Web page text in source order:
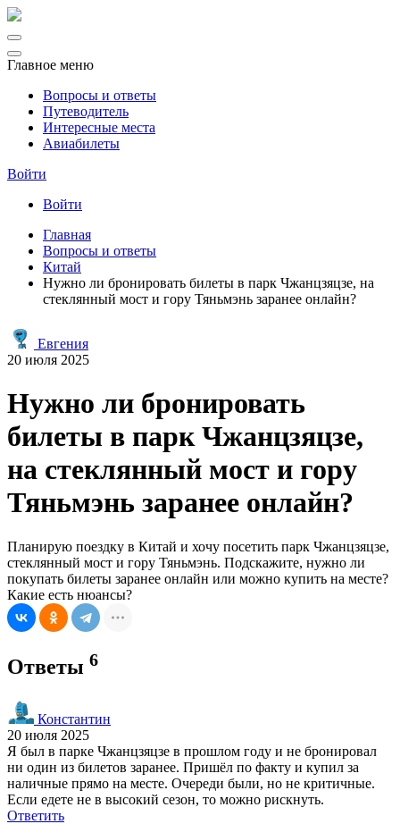
Главное меню
Вопросы и ответы
Путеводитель
Интересные места
Авиабилеты
Войти
Войти
Главная
Вопросы и ответы
Китай
Нужно ли бронировать билеты в парк Чжанцзяцзе, на
стеклянный мост и гору Тяньмэнь заранее онлайн?
Евгения
20 июля 2025
Нужно ли бронировать
билеты в парк Чжанцзяцзе,
на стеклянный мост и гору
Тяньмэнь заранее онлайн?
Планирую поездку в Китай и хочу посетить парк Чжанцзяцзе,
стеклянный мост и гору Тяньмэнь. Подскажите, нужно ли
покупать билеты заранее онлайн или можно купить на месте?
Какие есть нюансы?
Ответы 6
Константин
20 июля 2025
Я был в парке Чжанцзяцзе в прошлом году и не бронировал
ни один из билетов заранее. Пришёл по факту и купил за
наличные прямо на месте. Очереди были, но не критичные.
Если едете не в высокий сезон, то можно рискнуть.
Ответить